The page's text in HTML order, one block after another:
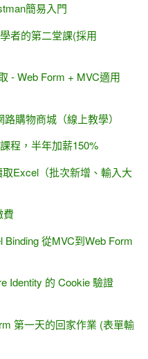
簡易入門
者的第二堂課(採用
- Web Form + MVC適用
購物商城（線上教學）
程，半年加薪150%
Excel（批次新增、輸入大
費
Binding 從MVC到Web Form
Identity 的 Cookie 驗證
第一天的回家作業 (表單輸